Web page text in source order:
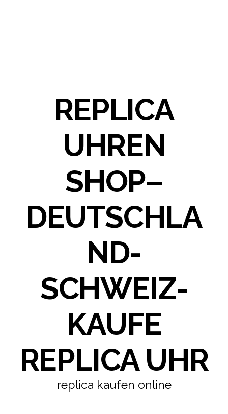
REPLICA
UHREN
SHOP–
DEUTSCHLA
ND-
SCHWEIZ-
KAUFE
REPLICA UHR
replica kaufen online